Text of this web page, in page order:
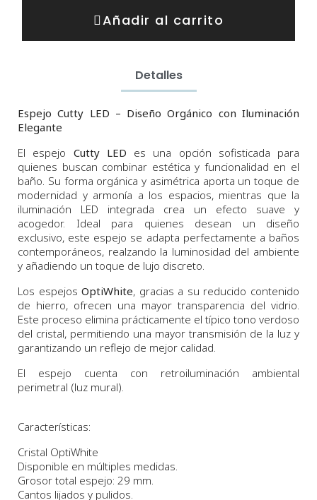
Añadir al carrito
Detalles
Espejo Cutty LED – Diseño Orgánico con Iluminación
Elegante
El espejo Cutty LED es una opción sofisticada para
quienes buscan combinar estética y funcionalidad en el
baño. Su forma orgánica y asimétrica aporta un toque de
modernidad y armonía a los espacios, mientras que la
iluminación LED integrada crea un efecto suave y
acogedor. Ideal para quienes desean un diseño
exclusivo, este espejo se adapta perfectamente a baños
contemporáneos, realzando la luminosidad del ambiente
y añadiendo un toque de lujo discreto.
Los espejosOptiWhite, gracias a su reducido contenido
de hierro, ofrecen una mayor transparencia del vidrio.
Este proceso elimina prácticamente el típico tono verdoso
del cristal, permitiendo una mayor transmisión de la luz y
garantizando un reflejo de mejor calidad.
El espejo cuenta con retroiluminación ambiental
perimetral (luz mural).
Características:
Cristal OptiWhite
Disponible en múltiples medidas.
Grosor total espejo: 29 mm.
Cantos lijados y pulidos.